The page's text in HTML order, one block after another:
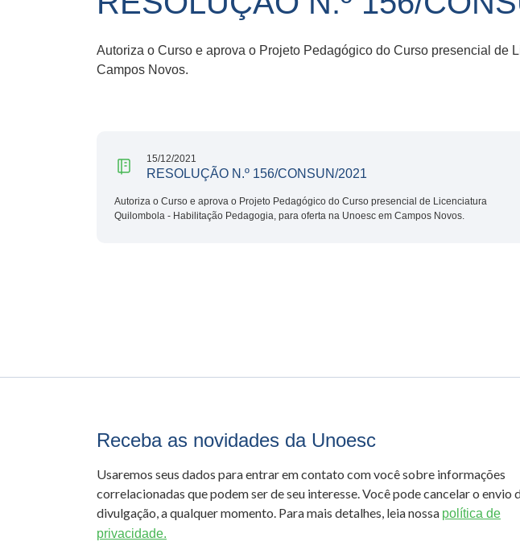
Autoriza o Curso e aprova o Projeto Pedagógico do Curso presencial
Campos Novos.
15/12/2021
RESOLUÇÃO N.º 156/CONSUN/2021
Autoriza o Curso e aprova o Projeto Pedagógico do Curso presencial de Licenciatura
Quilombola - Habilitação Pedagogia, para oferta na Unoesc em Campos Novos.
Receba as novidades da Unoesc
Usaremos seus dados para entrar em contato com você sobre informações
correlacionadas que podem ser de seu interesse. Você pode cancelar o envio
divulgação, a qualquer momento. Para mais detalhes, leia nossa política de
privacidade.